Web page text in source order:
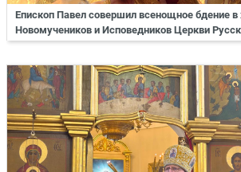
Епископ Павел совершил всенощное бдение в
Новомучеников и Исповедников Церкви